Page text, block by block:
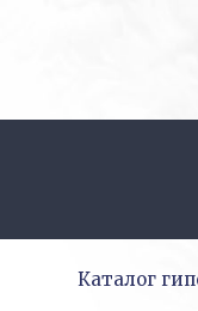
Каталог